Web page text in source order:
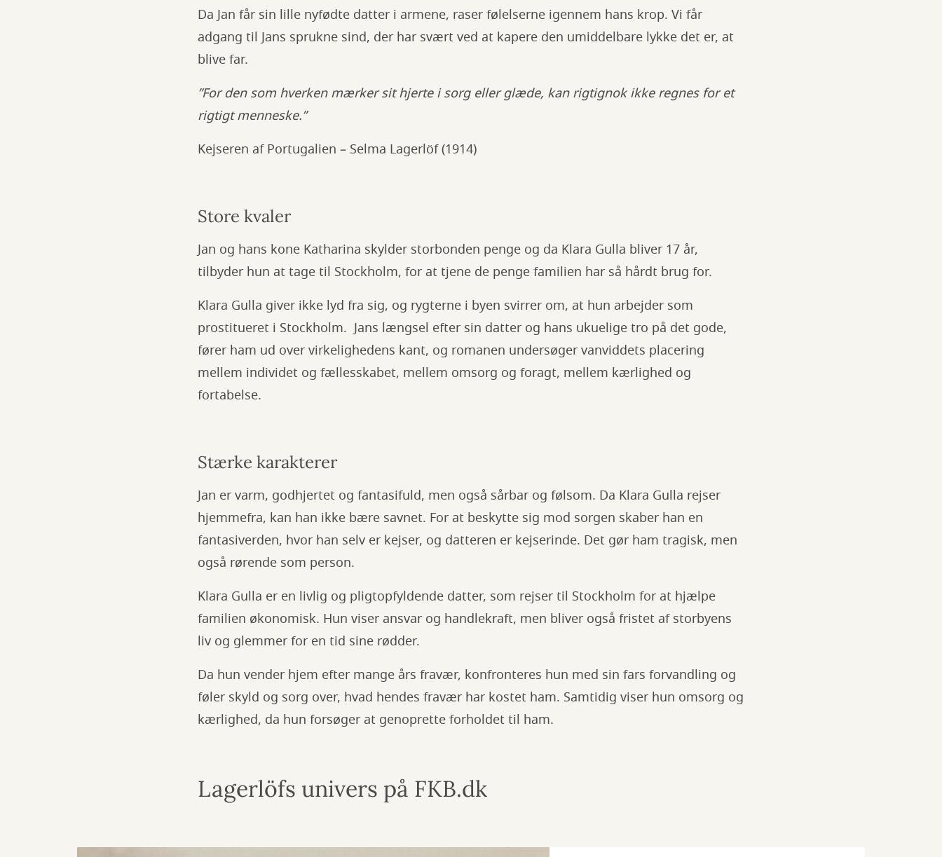
Da Jan får sin lille nyfødte datter i armene, raser følelserne igennem hans krop. Vi får
adgang til Jans sprukne sind, der har svært ved at kapere den umiddelbare lykke det er, at
blive far.
”For den som hverken mærker sit hjerte i sorg eller glæde, kan rigtignok ikke regnes for et
rigtigt menneske.”
Kejseren af Portugalien – Selma Lagerlöf (1914)
Store kvaler
Jan og hans kone Katharina skylder storbonden penge og da Klara Gulla bliver 17 år,
tilbyder hun at tage til Stockholm, for at tjene de penge familien har så hårdt brug for.
Klara Gulla giver ikke lyd fra sig, og rygterne i byen svirrer om, at hun arbejder som
prostitueret i Stockholm. Jans længsel efter sin datter og hans ukuelige tro på det gode,
fører ham ud over virkelighedens kant, og romanen undersøger vanviddets placering
mellem individet og fællesskabet, mellem omsorg og foragt, mellem kærlighed og
fortabelse.
Stærke karakterer
Jan er varm, godhjertet og fantasifuld, men også sårbar og følsom. Da Klara Gulla rejser
hjemmefra, kan han ikke bære savnet. For at beskytte sig mod sorgen skaber han en
fantasiverden, hvor han selv er kejser, og datteren er kejserinde. Det gør ham tragisk, men
også rørende som person.
Klara Gulla er en livlig og pligtopfyldende datter, som rejser til Stockholm for at hjælpe
familien økonomisk. Hun viser ansvar og handlekraft, men bliver også fristet af storbyens
liv og glemmer for en tid sine rødder.
Da hun vender hjem efter mange års fravær, konfronteres hun med sin fars forvandling og
føler skyld og sorg over, hvad hendes fravær har kostet ham. Samtidig viser hun omsorg og
kærlighed, da hun forsøger at genoprette forholdet til ham.
Lagerlöfs univers på FKB.dk